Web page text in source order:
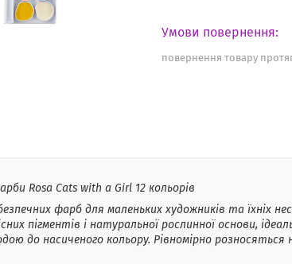
повернення товару
Rosa Cats with a Girl 12 кольорів
фарб для маленьких художників та їхніх
пігментів і натуральної рослинної основи,
до насиченого кольору. Рівномірно розносяться